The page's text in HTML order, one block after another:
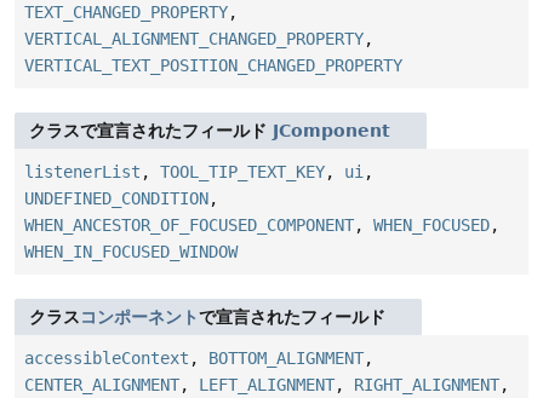
TEXT_CHANGED_PROPERTY,
VERTICAL_ALIGNMENT_CHANGED_PROPERTY,
VERTICAL_TEXT_POSITION_CHANGED_PROPERTY
クラスで宣言されたフィールド JComponent
listenerList , TOOL_TIP_TEXT_KEY, ui ,
UNDEFINED_CONDITION,
WHEN_ANCESTOR_OF_FOCUSED_COMPONENT, WHEN_FOCUSED,
WHEN_IN_FOCUSED_WINDOW
クラスコンポーネントで宣言されたフィールド
accessibleContext , BOTTOM_ALIGNMENT,
CENTER_ALIGNMENT, LEFT_ALIGNMENT, RIGHT_ALIGNMENT,